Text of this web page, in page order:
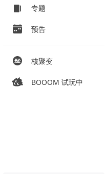
专题
预告
核聚变
BOOOM 试玩中